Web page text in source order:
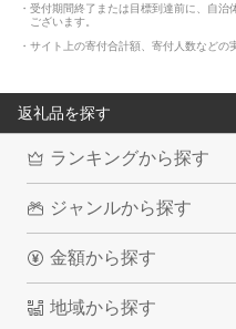
受付期間終了または目標到達前に、自治
ございます。
サイト上の寄付合計額、寄付人数などの
返礼品を探す
ランキングから探す
ジャンルから探す
金額から探す
地域から探す